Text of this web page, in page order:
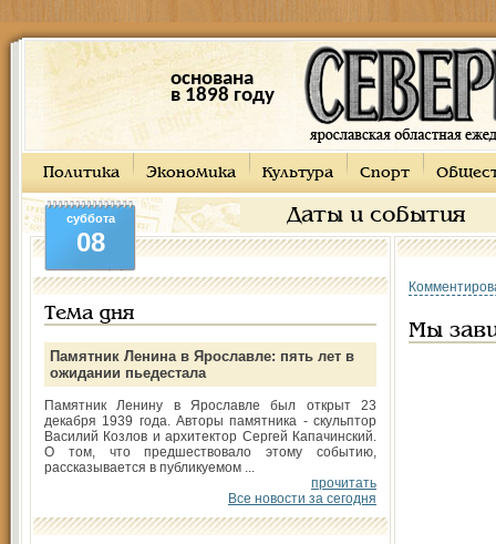
основана
в 1898 году
Политика Экономика Культура Спорт
Даты и события
суббота
08
Тема дня
Памятник Ленина в Ярославле: пять лет в
ожидании пьедестала
Памятник Ленину в Ярославле был открыт 23
декабря 1939 года. Авторы памятника - скульптор
Василий Козлов и архитектор Сергей Капачинский.
О том, что предшествовало этому событию,
рассказывается в публикуемом ...
прочитать
Все новости за сегодня
Мы